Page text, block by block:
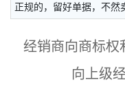
正规的，留好单据，不然
经销商向商标权
向上级